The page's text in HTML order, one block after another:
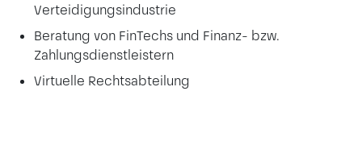
Verteidigungsindustrie
Beratung von FinTechs und Finanz- bzw.
Zahlungsdienstleistern
Virtuelle Rechtsabteilung